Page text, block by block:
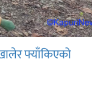
फ्याँकिएको